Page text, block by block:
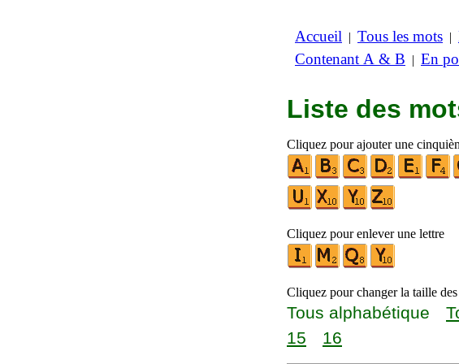
Accueil | Tous les mots |
Contenant A & B | En
Liste des
Cliquez pour ajouter une
Cliquez pour enlever une lettre
Cliquez pour changer la taille
Tous alphabétique
15
16